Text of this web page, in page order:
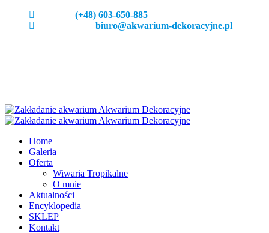
(+48) 603-650-885
biuro@akwarium-dekoracyjne.pl
Home
Galeria
Oferta
Wiwaria Tropikalne
O mnie
Aktualności
Encyklopedia
SKLEP
Kontakt